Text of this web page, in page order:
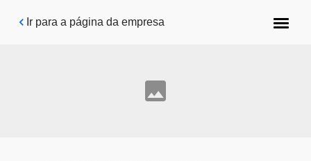
Pular para o conteúdo principal
Ir para a página da empresa